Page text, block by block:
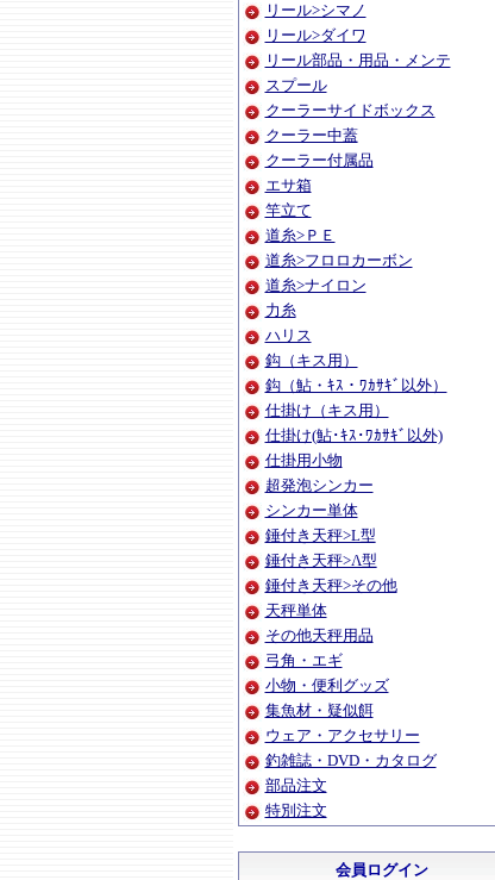
リール>シマノ
リール>ダイワ
リール部品・用品・メンテ
スプール
クーラーサイドボックス
クーラー中蓋
クーラー付属品
エサ箱
竿立て
道糸>ＰＥ
道糸>フロロカーボン
道糸>ナイロン
力糸
ハリス
鈎（キス用）
鈎（鮎・ｷｽ・ﾜｶｻｷﾞ以外）
仕掛け（キス用）
仕掛け(鮎･ｷｽ･ﾜｶｻｷﾞ以外)
仕掛用小物
超発泡シンカー
シンカー単体
錘付き天秤>L型
錘付き天秤>Λ型
錘付き天秤>その他
天秤単体
その他天秤用品
弓角・エギ
小物・便利グッズ
集魚材・疑似餌
ウェア・アクセサリー
釣雑誌・DVD・カタログ
部品注文
特別注文
会員ログイン